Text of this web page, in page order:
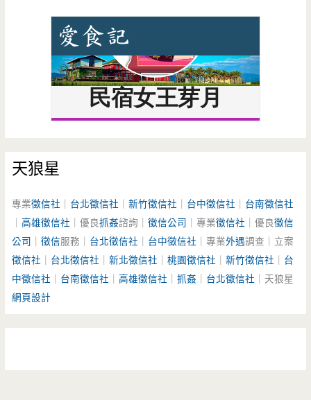
天狼星
專業徵信社 台北徵信社 ｜新竹徵信社 台中徵信社
台南徵信社
｜高雄徵信社 ｜優良抓姦諮詢｜徵信公司 ｜專業徵信社 ｜優良徵信
公司 ｜徵信服務｜ 台北徵信社 台中徵信社 ｜專業外遇調查｜立案
徵信社
台北徵信社 ｜新北徵信社 ｜桃園徵信社 ｜新竹徵信社
台
中徵信社
台南徵信社 ｜高雄徵信社 ｜抓姦 台北徵信社 ｜天狼星
網頁設計